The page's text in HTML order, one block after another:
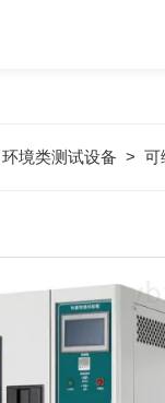
环境类测试设备 > 可